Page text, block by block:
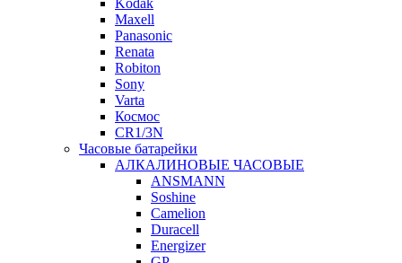
Kodak
Maxell
Panasonic
Renata
Robiton
Sony
Varta
Космос
CR1/3N
Часовые батарейки
АЛКАЛИНОВЫЕ ЧАСОВЫЕ
ANSMANN
Soshine
Camelion
Duracell
Energizer